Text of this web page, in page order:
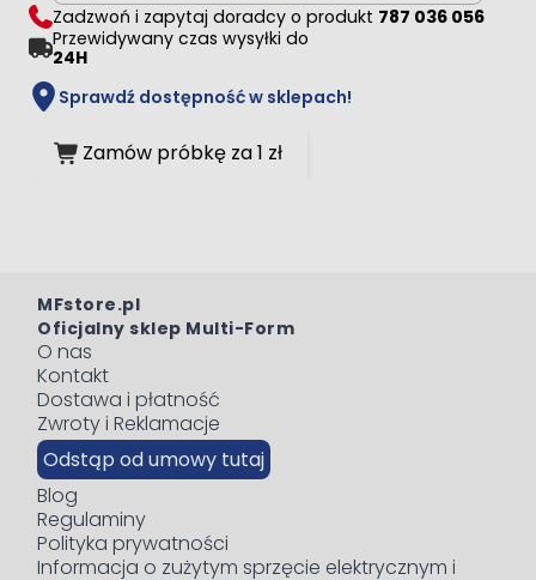
Zadzwoń i zapytaj doradcy o produkt 787 036 056
Przewidywany czas wysyłki do
24H
Sprawdź dostępność w sklepach!
Zamów próbkę za 1 zł
MFstore.pl
Oficjalny sklep Multi-Form
O nas
Kontakt
Dostawa i płatność
Zwroty i Reklamacje
Odstąp od umowy tutaj
Blog
Regulaminy
Polityka prywatności
Informacja o zużytym sprzęcie elektrycznym i